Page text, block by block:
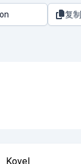
复制
Kovel